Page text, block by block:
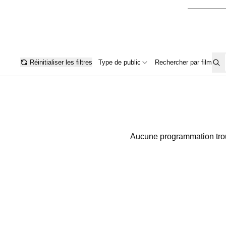
Réinitialiser les filtres Type de public Rechercher par film
Aucune programmation